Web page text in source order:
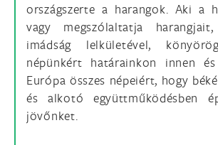
országszerte a harangok. Aki a
vagy megszólaltatja
imádság lelkületével,
népünkért határainkon innen
Európa összes népeiért, hogy
és alkotó együttműködésben
jövőnket.